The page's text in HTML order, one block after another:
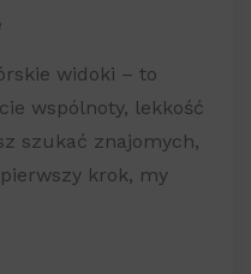
widoki – to
wspólnoty, lekkość
szukać znajomych,
krok, my